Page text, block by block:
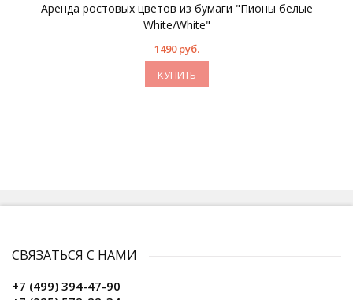
Аренда ростовых цветов из бумаги "Пионы белые
White/White"
1490 руб.
КУПИТЬ
СВЯЗАТЬСЯ С НАМИ
+7 (499) 394-47-90